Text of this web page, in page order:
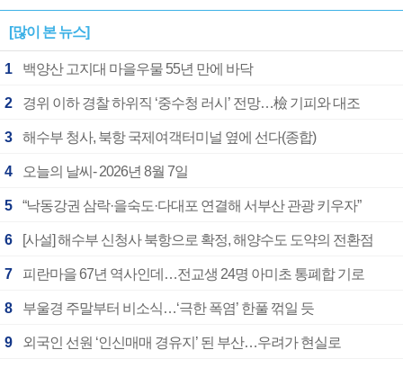
[많이 본 뉴스]
1 백양산 고지대 마을우물 55년 만에 바닥
2 경위 이하 경찰 하위직 ‘중수청 러시’ 전망…檢 기피와 대조
3 해수부 청사, 북항 국제여객터미널 옆에 선다(종합)
4 오늘의 날씨- 2026년 8월 7일
5 “낙동강권 삼락·을숙도·다대포 연결해 서부산 관광 키우자”
6 [사설] 해수부 신청사 북항으로 확정, 해양수도 도약의 전환점
7 피란마을 67년 역사인데…전교생 24명 아미초 통폐합 기로
8 부울경 주말부터 비소식…‘극한 폭염’ 한풀 꺾일 듯
9 외국인 선원 ‘인신매매 경유지’ 된 부산…우려가 현실로